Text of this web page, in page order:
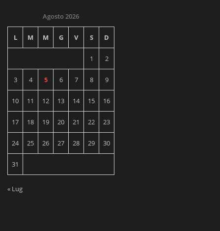
Agosto 2026
L M M G V S D
1 2
3 4 5 6 7 8 9
10 11 12 13 14 15 16
17 18 19 20 21 22 23
24 25 26 27 28 29 30
31
« Lug